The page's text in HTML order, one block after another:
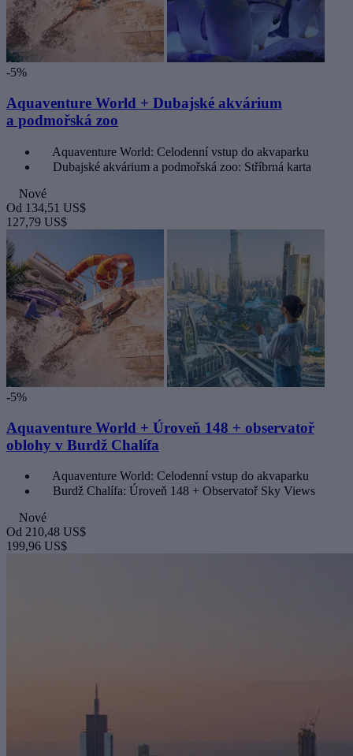
-5%
Aquaventure World + Dubajské akvárium
a podmořská zoo
Aquaventure World: Celodenní vstup do akvaparku
Dubajské akvárium a podmořská zoo: Stříbrná karta
Nové
Od 134,51 US$
127,79 US$
-5%
Aquaventure World + Úroveň 148 + observatoř
oblohy v Burdž Chalífa
Aquaventure World: Celodenní vstup do akvaparku
Burdž Chalífa: Úroveň 148 + Observatoř Sky Views
Nové
Od 210,48 US$
199,96 US$